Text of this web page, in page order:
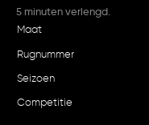
5 minuten verlengd.
Maat
Rugnummer
Seizoen
Competitie